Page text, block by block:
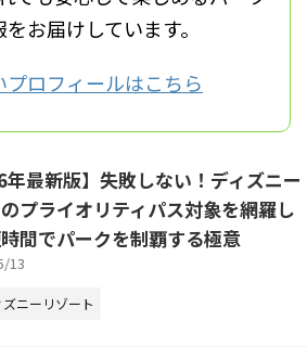
お届けしています。
ロフィールはこちら
年最新版】失敗しない！ディズニー
プライオリティパス対象を網羅し
間でパークを制覇する極意
13
ニーリゾート